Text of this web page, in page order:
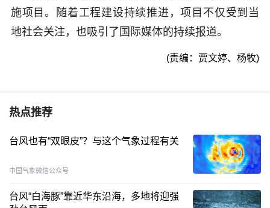
施项目。随着工程建设持续推进，项目不仅受到当
地社会关注，也吸引了国际媒体的持续报道。
(责编：贾文婷、杨牧)
热点推荐
台风也有“双眼皮”？与这个气象过程有关
中国气象微信公众号
台风“白海豚”靠近华东沿海，多地将迎强